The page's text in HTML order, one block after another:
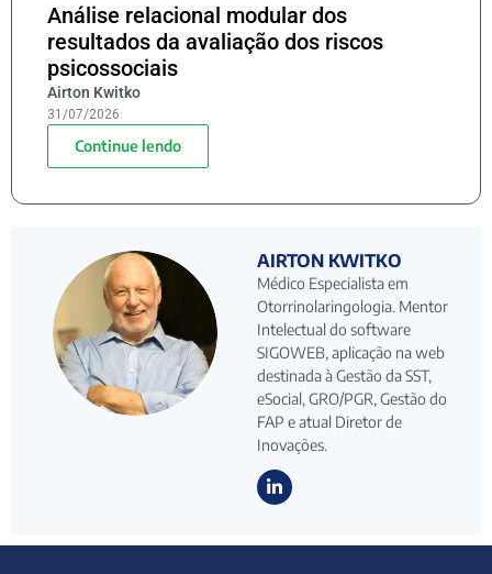
Análise relacional modular dos
resultados da avaliação dos riscos
psicossociais
Airton Kwitko
31/07/2026
Continue lendo
AIRTON KWITKO
Médico Especialista em
Otorrinolaringologia. Mentor
Intelectual do software
SIGOWEB, aplicação na web
destinada à Gestão da SST,
eSocial, GRO/PGR, Gestão do
FAP e atual Diretor de
Inovações.